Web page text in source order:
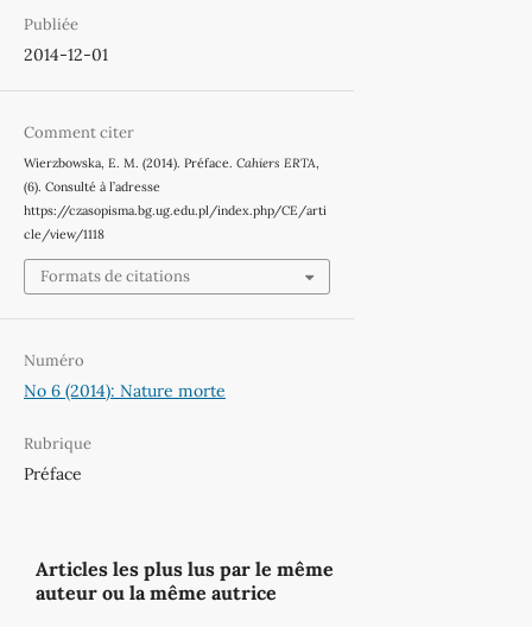
Publiée
2014-12-01
Comment citer
Wierzbowska, E. M. (2014). Préface. Cahiers ERTA,
(6). Consulté à l’adresse
https://czasopisma.bg.ug.edu.pl/index.php/CE/arti
cle/view/1118
Formats de citations
Numéro
No 6 (2014): Nature morte
Rubrique
Préface
Articles les plus lus par le même
auteur ou la même autrice